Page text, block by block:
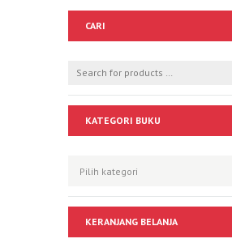
CARI
KATEGORI BUKU
KERANJANG BELANJA